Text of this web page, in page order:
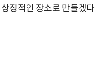
징적인 장소로 만들겠다